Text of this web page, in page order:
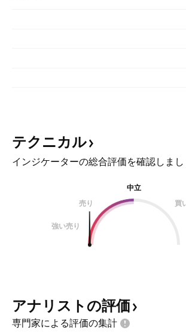
テクニカル
インジケーターの総合評価を確認しまし
中立
売り
買
強い売り
アナリストの評価
専門家による評価の集計